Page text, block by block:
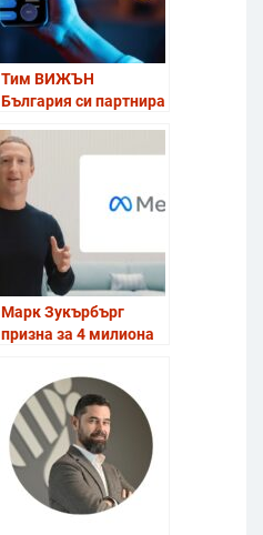
Тим ВИЖЪН
България си партнира
за маркетинг
автоматизация,
вграден директно в
CRM системата
Марк Зукърбърг
призна за 4 милиона
Instagram